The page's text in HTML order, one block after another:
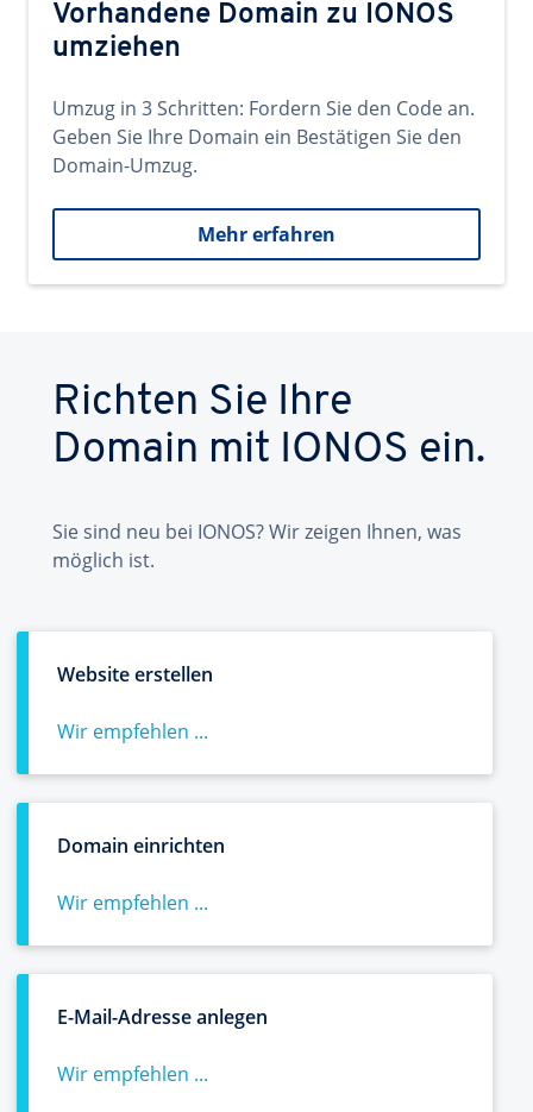
Vorhandene Domain zu IONOS
umziehen
Umzug in 3 Schritten: Fordern Sie den Code an.
Geben Sie Ihre Domain ein Bestätigen Sie den
Domain-Umzug.
Mehr erfahren
Richten Sie Ihre
Domain mit IONOS ein.
Sie sind neu bei IONOS? Wir zeigen Ihnen, was
möglich ist.
Website erstellen
Wir empfehlen ...
Domain einrichten
Wir empfehlen ...
E-Mail-Adresse anlegen
Wir empfehlen ...